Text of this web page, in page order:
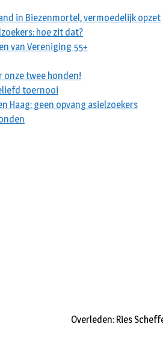
in Biezenmortel, vermoedelijk opzet
hoe zit dat?
van Vereniging 55+
onze twee honden!
toernooi
Haag: geen opvang asielzoekers
Overleden: Ries